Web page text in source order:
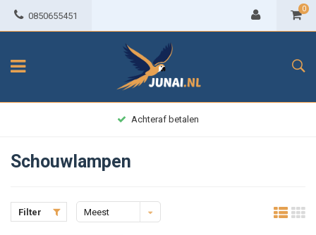
0850655451
0
Achteraf betalen
Schouwlampen
Filter
Meest